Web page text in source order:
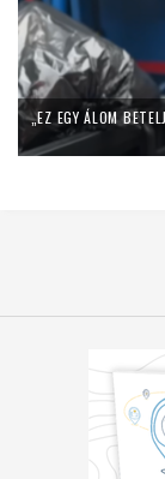
„EZ EGY ÁLOM